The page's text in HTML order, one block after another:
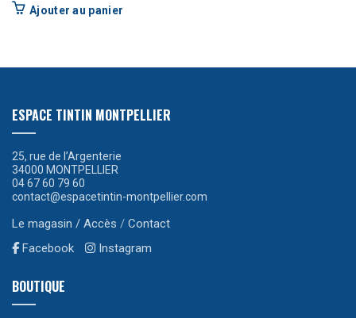
Ajouter au panier
ESPACE TINTIN MONTPELLIER
25, rue de l’Argenterie
34000 MONTPELLIER
04 67 60 79 60
contact@espacetintin-montpellier.com
Le magasin / Accès / Contact
Facebook
Instagram
BOUTIQUE